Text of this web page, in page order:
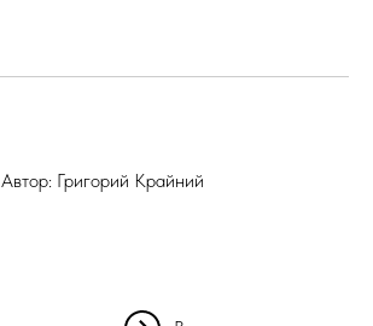
Автор: Григорий Крайний